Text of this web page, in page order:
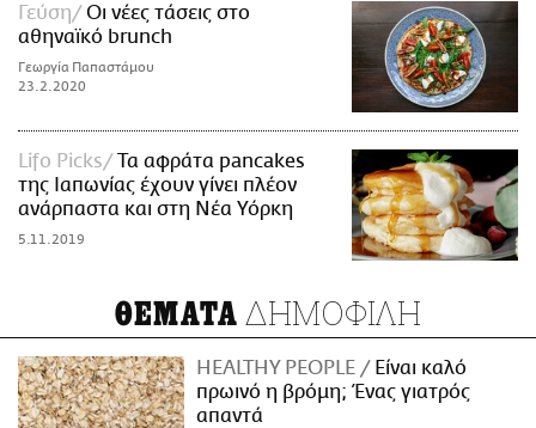
Γεύση
Οι νέες τάσεις στο
αθηναϊκό brunch
Γεωργία Παπαστάμου
23.2.2020
Lifo Picks
Τα αφράτα pancakes
της Ιαπωνίας έχουν γίνει πλέον
ανάρπαστα και στη Νέα Υόρκη
5.11.2019
ΘΕΜΑΤΑ ΔΗΜΟΦΙΛΗ
HEALTHY PEOPLE
Είναι καλό
πρωινό η βρόμη; Ένας γιατρός
απαντά